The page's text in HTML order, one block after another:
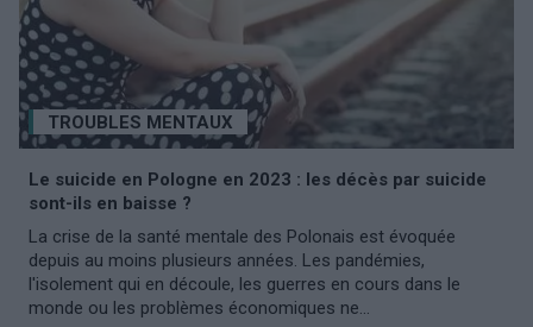
TROUBLES MENTAUX
Le suicide en Pologne en 2023 : les décès par suicide
sont-ils en baisse ?
La crise de la santé mentale des Polonais est évoquée
depuis au moins plusieurs années. Les pandémies,
l'isolement qui en découle, les guerres en cours dans le
monde ou les problèmes économiques ne...